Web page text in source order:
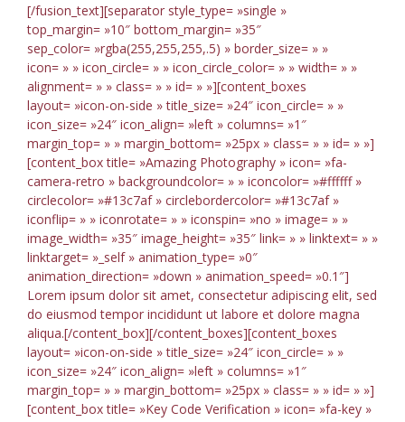
[/fusion_text][separator style_type= »single »
top_margin= »10″ bottom_margin= »35″
sep_color= »rgba(255,255,255,.5) » border_size= » »
icon= » » icon_circle= » » icon_circle_color= » » width= » »
alignment= » » class= » » id= » »][content_boxes
layout= »icon-on-side » title_size= »24″ icon_circle= » »
icon_size= »24″ icon_align= »left » columns= »1″
margin_top= » » margin_bottom= »25px » class= » » id= » »]
[content_box title= »Amazing Photography » icon= »fa-
camera-retro » backgroundcolor= » » iconcolor= »#ffffff »
circlecolor= »#13c7af » circlebordercolor= »#13c7af »
iconflip= » » iconrotate= » » iconspin= »no » image= » »
image_width= »35″ image_height= »35″ link= » » linktext= » »
linktarget= »_self » animation_type= »0″
animation_direction= »down » animation_speed= »0.1″]
Lorem ipsum dolor sit amet, consectetur adipiscing elit, sed
do eiusmod tempor incididunt ut labore et dolore magna
aliqua.[/content_box][/content_boxes][content_boxes
layout= »icon-on-side » title_size= »24″ icon_circle= » »
icon_size= »24″ icon_align= »left » columns= »1″
margin_top= » » margin_bottom= »25px » class= » » id= » »]
[content_box title= »Key Code Verification » icon= »fa-key »